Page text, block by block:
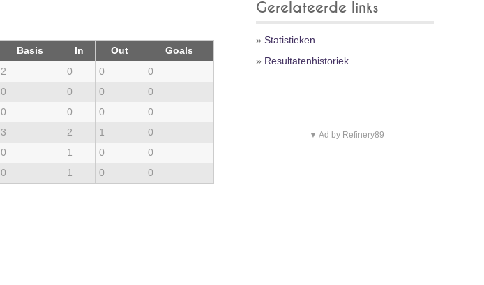
Basis In Out
Goals
2 0 0
0
0 0 0
0
0 0 0
0
3 2 1
0
0 1 0
0
0 1 0 0
Gerelateerde links
» Statistieken
» Resultatenhistoriek
▼ Ad by Refinery89